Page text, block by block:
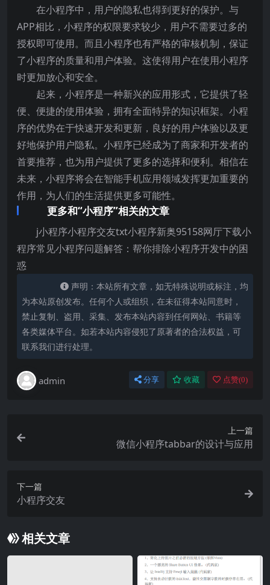
在小程序中，用户的隐私也得到更好的保护。与
APP相比，小程序的权限要求较少，用户不需要过多的
授权即可使用。而且小程序也有严格的审核机制，保证
了小程序的质量和用户体验。这使得用户在使用小程序
时更加放心和安全。
起来，小程序是一种新兴的应用形式，它提供了轻
便、便捷的使用体验，拥有全面特异的知识框架。小程
序的优势在于快速开发和更新，良好的用户体验以及更
好地保护用户隐私。小程序已经成为了商家和开发者的
首要推荐，也为用户提供了更多的选择和便利。相信在
未来，小程序将会在智能手机应用领域发挥更加重要的
作用，为人们的生活提供更多可能性。
更多和“小程序”相关的文章
j小程序小程序交友txt小程序新奥95158网厅下载小
程序常见小程序问题解答：帮你排除小程序开发中的困
惑
声明：本站所有文章，如无特殊说明或标注，均
为本站原创发布。任何个人或组织，在未征得本站同意时，
禁止复制、盗用、采集、发布本站内容到任何网站、书籍等
各类媒体平台。如若本站内容侵犯了原著者的合法权益，可
联系我们进行处理。
admin 分享 收藏 点赞(0)
上一篇
微信小程序tabbar的设计与应用
下一篇
小程序交友
相关文章